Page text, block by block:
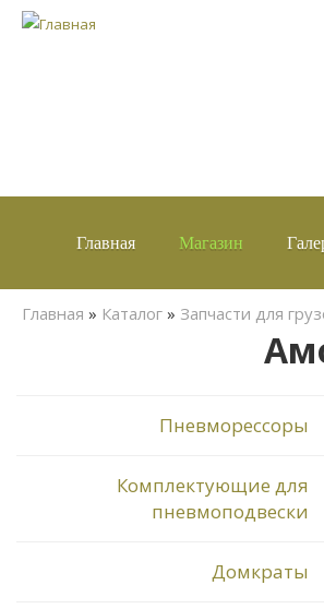
Главная Магазин
Вы здесь
Главная » Каталог » Запчасти для
Пневморессоры
Комплектующие для
пневмоподвески
Домкраты